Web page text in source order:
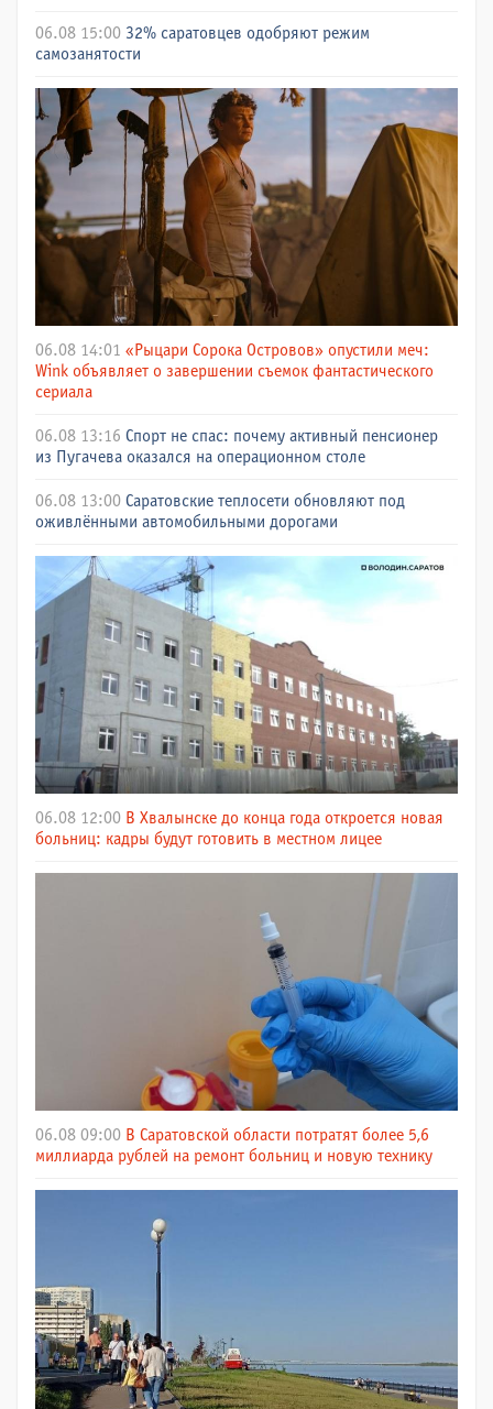
06.08 15:00 32% саратовцев одобряют режим
самозанятости
06.08 14:01 «Рыцари Сорока Островов» опустили меч:
Wink объявляет о завершении съемок фантастического
сериала
06.08 13:16 Спорт не спас: почему активный пенсионер
из Пугачева оказался на операционном столе
06.08 13:00 Саратовские теплосети обновляют под
оживлёнными автомобильными дорогами
06.08 12:00 В Хвалынске до конца года откроется новая
больниц: кадры будут готовить в местном лицее
06.08 09:00 В Саратовской области потратят более 5,6
миллиарда рублей на ремонт больниц и новую технику